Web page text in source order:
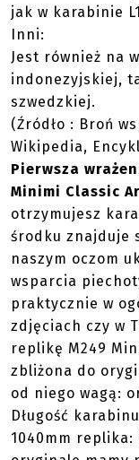
jak w karabinie
Inni:
Jest również na
indonezyjskiej,
szwedzkiej.
(Źródło : Broń
Wikipedia,
Pierwsza
Minimi Classic
otrzymujesz
środku znajduje
naszym oczom
wsparcia
praktycznie w
zdjęciach czy w
replikę M249
zbliżona do
od niego wagą:
Długość
1040mm replika: